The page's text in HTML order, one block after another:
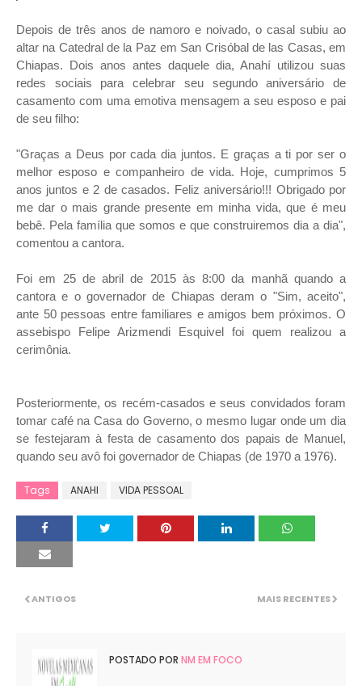
Depois de três anos de namoro e noivado, o casal subiu ao
altar na Catedral de la Paz em San Crisóbal de las Casas, em
Chiapas. Dois anos antes daquele dia, Anahí utilizou suas
redes sociais para celebrar seu segundo aniversário de
casamento com uma emotiva mensagem a seu esposo e pai
de seu filho:
"Graças a Deus por cada dia juntos. E graças a ti por ser o
melhor esposo e companheiro de vida. Hoje, cumprimos 5
anos juntos e 2 de casados. Feliz aniversário!!! Obrigado por
me dar o mais grande presente em minha vida, que é meu
bebê. Pela família que somos e que construiremos dia a dia",
comentou a cantora.
Foi em 25 de abril de 2015 às 8:00 da manhã quando a
cantora e o governador de Chiapas deram o "Sim, aceito",
ante 50 pessoas entre familiares e amigos bem próximos. O
assebispo Felipe Arizmendi Esquivel foi quem realizou a
cerimônia.
Posteriormente, os recém-casados e seus convidados foram
tomar café na Casa do Governo, o mesmo lugar onde um dia
se festejaram à festa de casamento dos papais de Manuel,
quando seu avô foi governador de Chiapas (de 1970 a 1976).
Tags ANAHI VIDA PESSOAL
MAIS RECENTES
ANTIGOS
POSTADO POR NM EM FOCO